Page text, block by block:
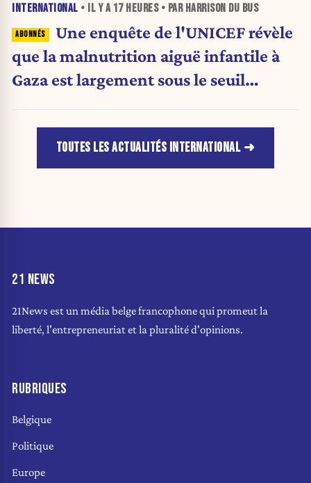
INTERNATIONAL • IL Y A 17 HEURES• PAR HARRISON DU BUS
Une enquête de l'UNICEF révèle
que la malnutrition aiguë infantile à
Gaza est largement sous le seuil
TOUTES LES ACTUALITÉS INTERNATIONAL
21 NEWS
21News est un média belge francophone qui promeut la
liberté, l'entrepreneuriat et la pluralité d'opinions.
RUBRIQUES
Belgique
Politique
Europe